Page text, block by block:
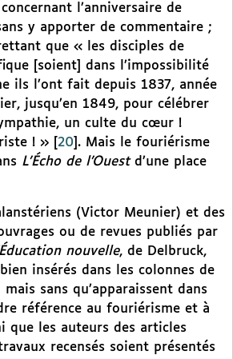
l’anniversaire de
y apporter de commentaire ;
que « les disciples de
[soient] dans l’impossibilité
ils l’ont fait depuis 1837, année
jusqu’en 1849, pour célébrer
un culte du cœur !
! »
20 . Mais le fouriérisme
L’Écho de l’Ouest d’une place
(Victor Meunier) et des
ou de revues publiés par
nouvelle, de Delbruck,
insérés dans les colonnes de
mais sans qu’apparaissent dans
référence au fouriérisme et à
que les auteurs des articles
recensés soient présentés